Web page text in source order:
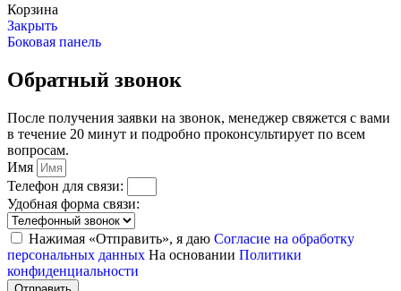
Корзина
Закрыть
Боковая панель
Обратный звонок
После получения заявки на звонок, менеджер свяжется с вами
в течение 20 минут и подробно проконсультирует по всем
вопросам.
Имя
Телефон для связи:
Удобная форма связи:
Нажимая «Отправить», я даю Согласие на обработку
персональных данных На основании Политики
конфиденциальности